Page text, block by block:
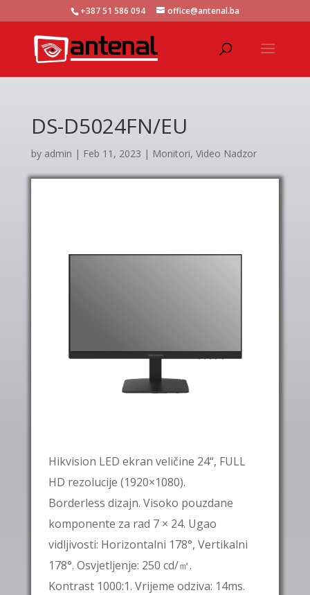
+387 51 586 094 office@antenal.ba
DS-D5024FN/EU
by admin | Feb 11, 2023 | Monitori, Video Nadzor
Hikvision LED ekran veličine 24“, FULL
HD rezolucije (1920×1080).
Borderless dizajn. Visoko pouzdane
komponente za rad 7 × 24. Ugao
vidljivosti: Horizontalni 178°, Vertikalni
178°. Osvjetljenje: 250 cd/㎡.
Kontrast 1000:1. Vrijeme odziva: 14ms.